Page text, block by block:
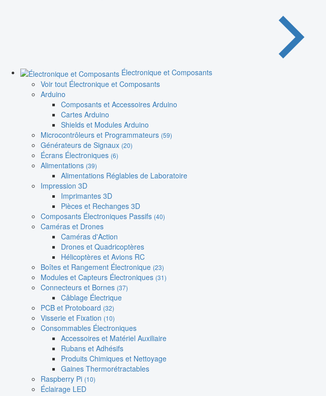
Électronique et Composants
Voir tout Électronique et Composants
Arduino
Composants et Accessoires Arduino
Cartes Arduino
Shields et Modules Arduino
Microcontrôleurs et Programmateurs (59)
Générateurs de Signaux (20)
Écrans Électroniques (6)
Alimentations (39)
Alimentations Réglables de Laboratoire
Impression 3D
Imprimantes 3D
Pièces et Rechanges 3D
Composants Électroniques Passifs (40)
Caméras et Drones
Caméras d'Action
Drones et Quadricoptères
Hélicoptères et Avions RC
Boîtes et Rangement Électronique (23)
Modules et Capteurs Électroniques (31)
Connecteurs et Bornes (37)
Câblage Électrique
PCB et Protoboard (32)
Visserie et Fixation (10)
Consommables Électroniques
Accessoires et Matériel Auxiliaire
Rubans et Adhésifs
Produits Chimiques et Nettoyage
Gaines Thermorétractables
Raspberry Pi (10)
Éclairage LED